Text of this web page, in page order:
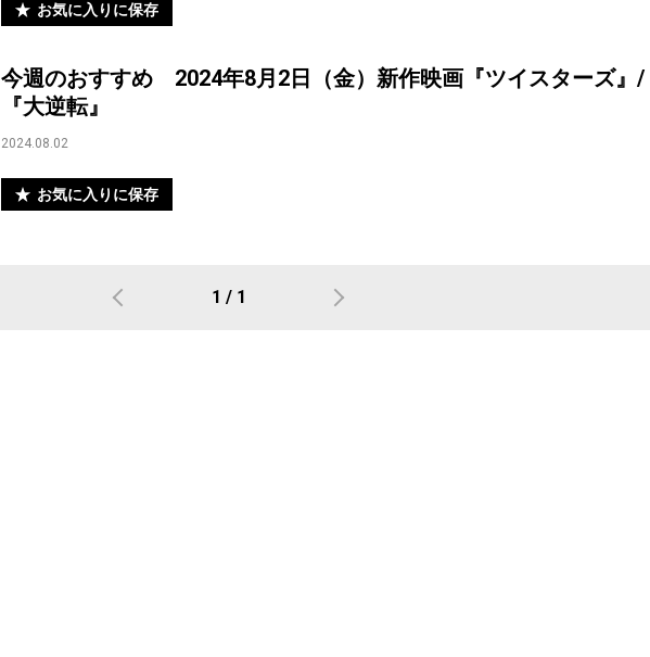
お気に入りに保存
今週のおすすめ 2024年8月2日（金）新作映画『ツイスターズ』/
『大逆転』
2024.08.02
お気に入りに保存
1 / 1